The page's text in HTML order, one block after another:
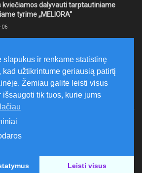
kviečiamos dalyvauti tarptautiniame
tyrime „MELIORA“
06
06
redakcijai
slapukus ir renkame statistinę
kad užtikrintume geriausią patirtį
Žemiau galite leisti visus
išsaugoti tik tuos, kurie jums
Leisti visus